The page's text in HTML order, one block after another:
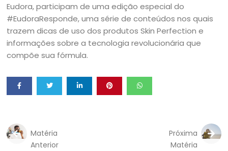
Eudora, participam de uma edição especial do
#EudoraResponde, uma série de conteúdos nos quais
trazem dicas de uso dos produtos Skin Perfection e
informações sobre a tecnologia revolucionária que
compõe sua fórmula.
Matéria
Anterior
Próxima
Matéria